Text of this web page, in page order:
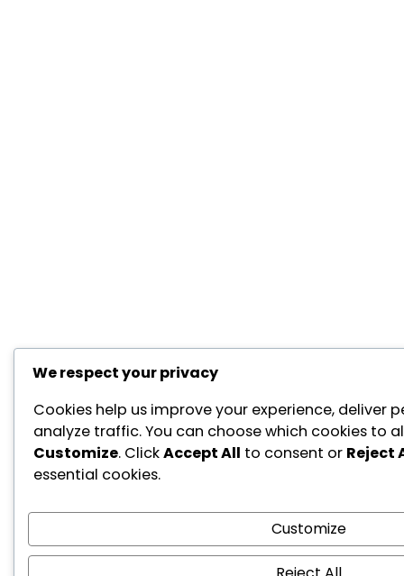
We respect your privacy
Cookies help us improve your experience, deliver
analyze traffic. You can choose which cookies to
Customize. ClickAccept All to consent or Reject
essential cookies.
Customize